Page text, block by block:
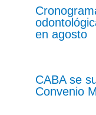
en agosto
CABA se
Convenio